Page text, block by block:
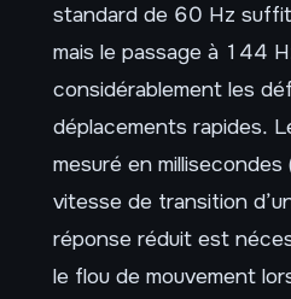
standard de 60 Hz
mais le passage à 144
considérablement les
déplacements rapides.
mesuré en millisecondes
vitesse de transition
réponse réduit est
le flou de mouvement